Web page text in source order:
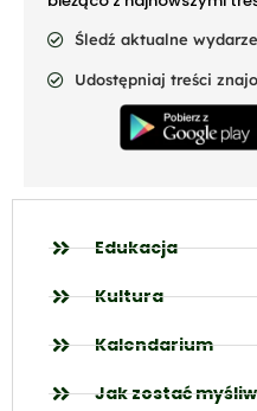
Śledź aktualne
Udostępniaj treści
Edukacja
Kultura
Kalendarium
Jak zostać